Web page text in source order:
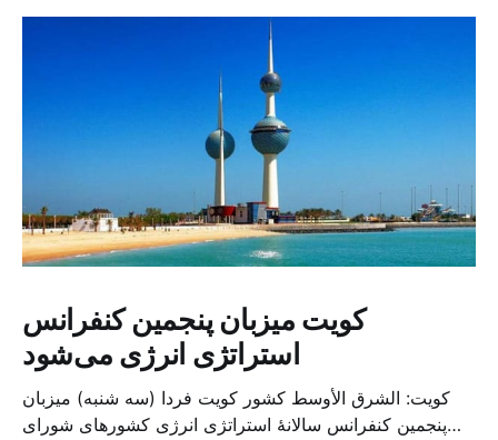
کویت میزبان پنجمین کنفرانس
استراتژی انرژی می‌شود
کویت: الشرق الأوسط کشور کویت فردا (سه شنبه) میزبان
پنجمین کنفرانس سالانهٔ استراتژی انرژی کشورهای شورای